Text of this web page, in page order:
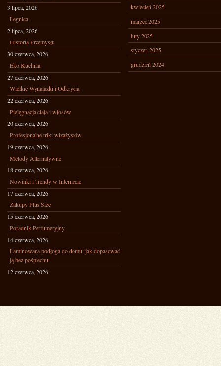
3 lipca, 2026
Legnica
2 lipca, 2026
Historia Przemysłu
30 czerwca, 2026
Eko Kuchnia
27 czerwca, 2026
Wielkie Wynalazki i Odkrycia
22 czerwca, 2026
Pielęgnacja ciała i włosów
20 czerwca, 2026
Profesjonalne triki wizażystów
19 czerwca, 2026
Metody Alternatywne
18 czerwca, 2026
Nowinki i Trendy w Internecie
17 czerwca, 2026
Zakupy Plus Size
15 czerwca, 2026
Poradnik Perfumeryjny
14 czerwca, 2026
Laminowana podłoga do domu: jak dopasować
ją bez pośpiechu
12 czerwca, 2026
kwiecień 2025
marzec 2025
luty 2025
styczeń 2025
grudzień 2024